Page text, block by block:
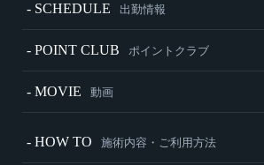
- SCHEDULE 出勤情報
- POINT CLUB ポイントクラブ
- MOVIE 動画
- HOW TO 施術内容・ご利用方法